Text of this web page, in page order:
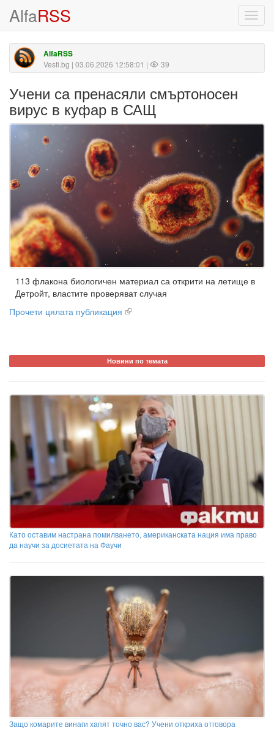
AlfaRSS
AlfaRSS
Vesti.bg | 03.06.2026 12:58:01 | 39
Учени са пренасяли смъртоносен
вирус в куфар в САЩ
113 флакона биологичен материал са открити на летище в
Детройт, властите проверяват случая
Прочети цялата публикация
Новини по темата
Като оставим настрана помилването, американската нация има право
да научи за досиетата на Фаучи
Защо комарите винаги хапят точно вас? Учени откриха отговора